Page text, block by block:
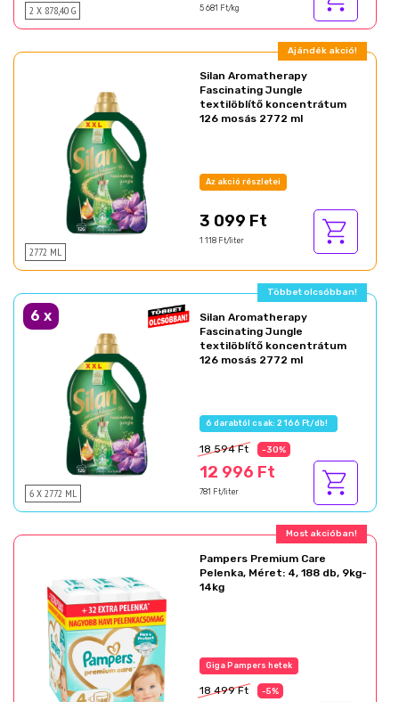
2 X 878,40 G 5 681 Ft/kg
Ajándék akció!
2772 ML
Silan Aromatherapy
Fascinating Jungle
textilöblítő koncentrátum
126 mosás 2772 ml
Az akció részletei
3 099 Ft
1 118 Ft/liter
Ajándék akció!
6 x
6 X 2772 ML
Silan Aromatherapy
Fascinating Jungle
textilöblítő koncentrátum
126 mosás 2772 ml
Az akció részletei
18 594 Ft -30%
12 996 Ft
781 Ft/liter
Ajándék akció!
Pampers Premium Care
Pelenka, Méret: 4, 188 db, 9kg-
14kg
Az akció részletei
18 499 Ft -5%